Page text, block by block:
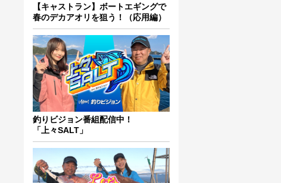
【キャストラン】ボートエギングで
春のデカアオリを狙う！（応用編）
釣りビジョン番組配信中！
「上々SALT」